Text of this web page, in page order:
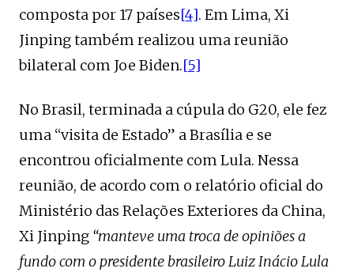
composta por 17 países[4]. Em Lima, Xi
Jinping também realizou uma reunião
bilateral com Joe Biden.[5]
No Brasil, terminada a cúpula do G20, ele fez
uma “visita de Estado” a Brasília e se
encontrou oficialmente com Lula. Nessa
reunião, de acordo com o relatório oficial do
Ministério das Relações Exteriores da China,
Xi Jinping “manteve uma troca de opiniões a
fundo com o presidente brasileiro Luiz Inácio Lula